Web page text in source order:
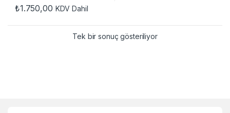
₺1.750,00 KDV Dahil
Tek bir sonuç gösteriliyor